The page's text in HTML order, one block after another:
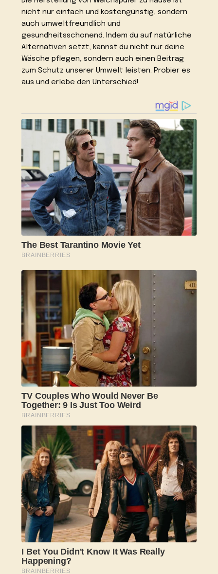
nicht nur einfach und kostengünstig, sondern
auch umweltfreundlich und
gesundheitsschonend. Indem du auf natürliche
Alternativen setzt, kannst du nicht nur deine
Wäsche pflegen, sondern auch einen Beitrag
zum Schutz unserer Umwelt leisten. Probier es
aus und erlebe den Unterschied!